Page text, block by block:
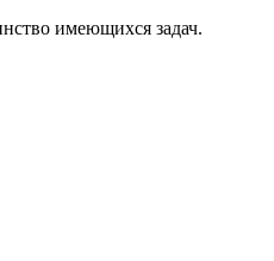
имеющихся задач.